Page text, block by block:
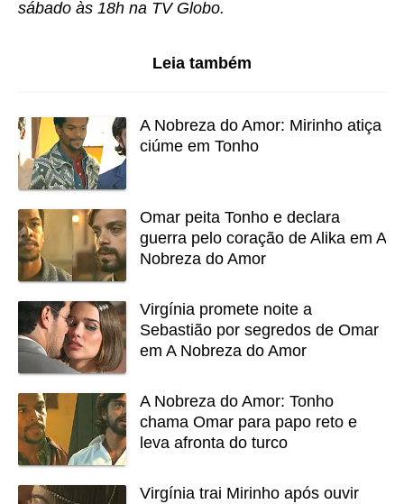
sábado às 18h na TV Globo.
Leia também
A Nobreza do Amor: Mirinho atiça
ciúme em Tonho
Omar peita Tonho e declara
guerra pelo coração de Alika em A
Nobreza do Amor
Virgínia promete noite a
Sebastião por segredos de Omar
em A Nobreza do Amor
A Nobreza do Amor: Tonho
chama Omar para papo reto e
leva afronta do turco
Virgínia trai Mirinho após ouvir